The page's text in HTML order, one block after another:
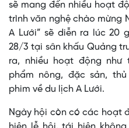
sẽ mang đến nhiều hoạt
trình văn nghệ chào mừng
A Lưới” sẽ diễn ra lúc 20
28/3 tại sân khấu Quảng
ra, nhiều hoạt động như
phẩm nông, đặc sản,
phim về du lịch A Lưới.
Ngày hội còn có các hoạt